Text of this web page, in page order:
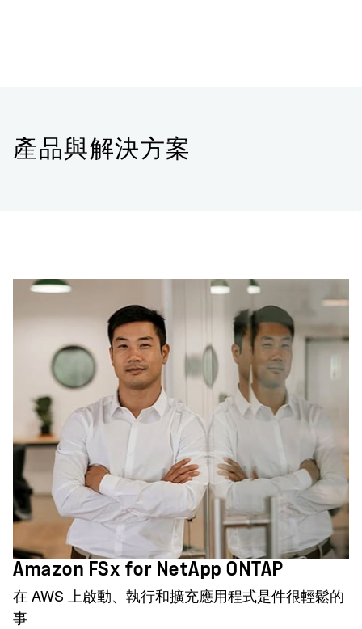
產品與解決方案
Amazon FSx for NetApp ONTAP
在 AWS 上啟動、執行和擴充應用程式是件很輕鬆的
事